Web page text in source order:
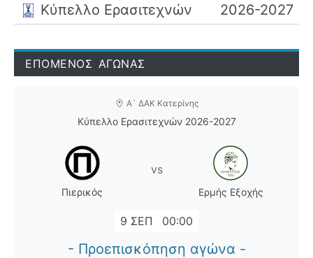
Κύπελλο Ερασιτεχνών
2026-2027
ΕΠΟΜΕΝΟΣ ΑΓΩΝΑΣ
Α` ΔΑΚ Κατερίνης
Κύπελλο Ερασιτεχνών 2026-2027
Πιερικός
vs
Ερμής Εξοχής
9 ΣΕΠ 00:00
- Προεπισκόπηση αγώνα -